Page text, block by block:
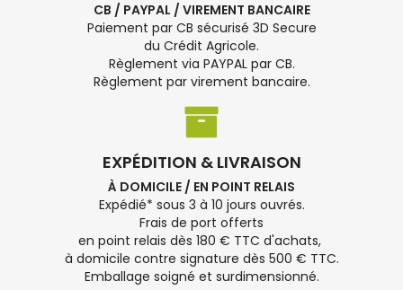
CB / PAYPAL / VIREMENT BANCAIRE
Paiement par CB sécurisé 3D Secure
du Crédit Agricole.
Règlement via PAYPAL par CB.
Règlement par virement bancaire.
EXPÉDITION & LIVRAISON
À DOMICILE / EN POINT RELAIS
Expédié* sous 3 à 10 jours ouvrés.
Frais de port offerts
en point relais dès 180 € TTC d'achats,
à domicile contre signature dès 500 € TTC.
Emballage soigné et surdimensionné.